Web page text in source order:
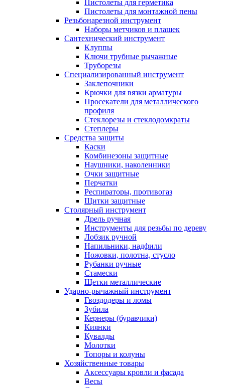
Пистолеты для герметика
Пистолеты для монтажной пены
Резьбонарезной инструмент
Наборы метчиков и плашек
Сантехнический инструмент
Клуппы
Ключи трубные рычажные
Труборезы
Специализированный инструмент
Заклепочники
Крючки для вязки арматуры
Просекатели для металлического
профиля
Стеклорезы и стеклодомкраты
Степлеры
Средства защиты
Каски
Комбинезоны защитные
Наушники, наколенники
Очки защитные
Перчатки
Респираторы, противогаз
Щитки защитные
Столярный инструмент
Дрель ручная
Инструменты для резьбы по дереву
Лобзик ручной
Напильники, надфили
Ножовки, полотна, стусло
Рубанки ручные
Стамески
Щетки металлические
Ударно-рычажный инструмент
Гвоздодеры и ломы
Зубила
Кернеры (буравчики)
Киянки
Кувалды
Молотки
Топоры и колуны
Хозяйственные товары
Аксессуары кровли и фасада
Весы